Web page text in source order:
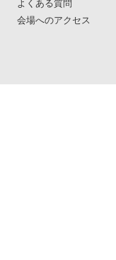
よくある質問
会場へのアクセス